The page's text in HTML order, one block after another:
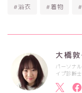
#浴衣 #着物
大橋
パー
イプ診断士